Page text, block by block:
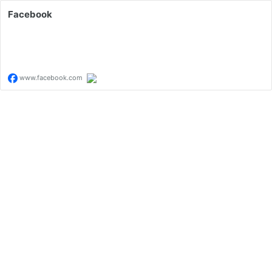
Facebook
www.facebook.com